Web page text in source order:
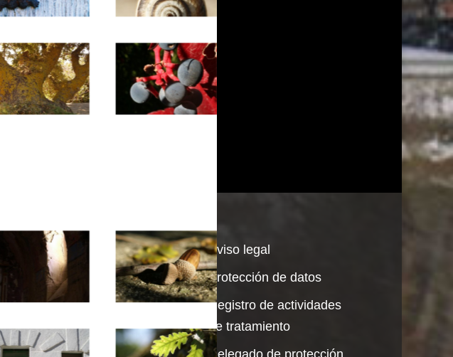
Horario al público
De lunes a viernes de
11:30 a 13.00 h.
Otras horas cita previa.
Aviso legal
Protección de datos
Registro de actividades
de tratamiento
Delegado de protección